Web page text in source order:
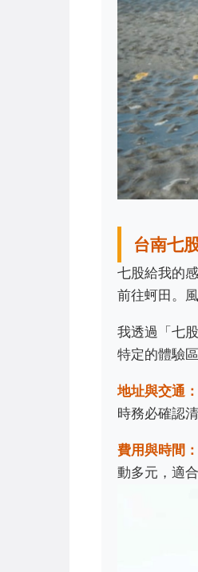
台南七
七股給我的
前往蚵田。
我透過「七
特定的體驗
地址與交通：
時務必確認
費用與時間：
動多元，適